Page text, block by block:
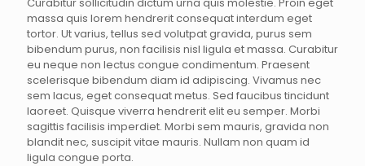
massa quis lorem hendrerit consequat interdum eget
tortor. Ut varius, tellus sed volutpat gravida, purus sem
bibendum purus, non facilisis nisl ligula et massa. Curabitur
eu neque non lectus congue condimentum. Praesent
scelerisque bibendum diam id adipiscing. Vivamus nec
sem lacus, eget consequat metus. Sed faucibus tincidunt
laoreet. Quisque viverra hendrerit elit eu semper. Morbi
sagittis facilisis imperdiet. Morbi sem mauris, gravida non
blandit nec, suscipit vitae mauris. Nullam non quam id
ligula congue porta.